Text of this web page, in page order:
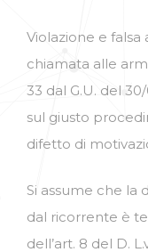
Violazione e
chiamata alle
33 dal G.U. del
sul giusto
difetto di
Si assume che la
dal ricorrente è
dell’art. 8 del D.